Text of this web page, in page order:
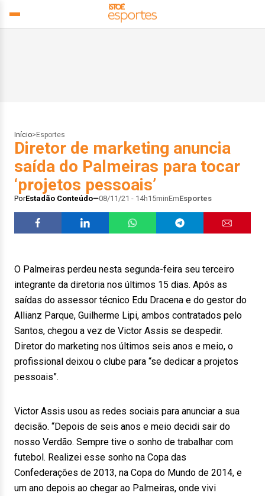
Início> Esportes
Diretor de marketing anuncia
saída do Palmeiras para tocar
‘projetos pessoais’
PorEstadão Conteúdo 08/11/21 - 14h15minEmEsportes
O Palmeiras perdeu nesta segunda-feira seu terceiro
integrante da diretoria nos últimos 15 dias. Após as
saídas do assessor técnico Edu Dracena e do gestor do
Allianz Parque, Guilherme Lipi, ambos contratados pelo
Santos, chegou a vez de Victor Assis se despedir.
Diretor do marketing nos últimos seis anos e meio, o
profissional deixou o clube para “se dedicar a projetos
pessoais”.
Victor Assis usou as redes sociais para anunciar a sua
decisão. “Depois de seis anos e meio decidi sair do
nosso Verdão. Sempre tive o sonho de trabalhar com
futebol. Realizei esse sonho na Copa das
Confederações de 2013, na Copa do Mundo de 2014, e
um ano depois ao chegar ao Palmeiras, onde vivi